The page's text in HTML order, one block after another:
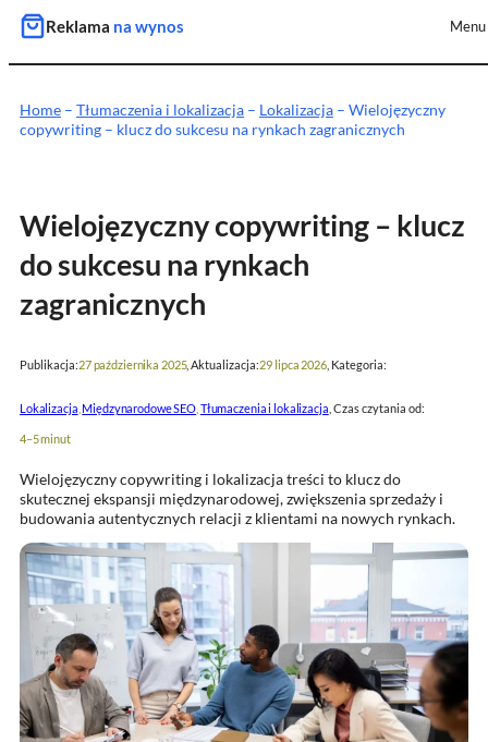
Przejdź
do
treści
Reklama na wynos Menu
Home – Tłumaczenia i lokalizacja – Lokalizacja – Wielojęzyczny
copywriting – klucz do sukcesu na rynkach zagranicznych
Wielojęzyczny copywriting – klucz
do sukcesu na rynkach
zagranicznych
Publikacja:27 października 2025, Aktualizacja:29 lipca 2026, Kategoria:
Lokalizacja Międzynarodowe SEO Tłumaczenia i lokalizacja , Czas czytania od:
4–5 minut
Wielojęzyczny copywriting i lokalizacja treści to klucz do
skutecznej ekspansji międzynarodowej, zwiększenia sprzedaży i
budowania autentycznych relacji z klientami na nowych rynkach.